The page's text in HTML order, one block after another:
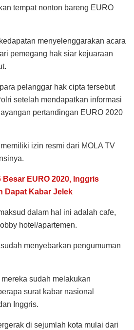
tempat nonton bareng EURO
menyelenggarakan acara
pemegang hak siar kejuaraan
pelanggar hak cipta tersebut
setelah mendapatkan informasi
pertandingan EURO 2020
izin resmi dari MOLA TV
Besar EURO 2020, Inggris
Dapat Kabar Jelek
dalam hal ini adalah cafe,
hotel/apartemen.
menyebarkan pengumuman
sudah melakukan
surat kabar nasional
Inggris.
di sejumlah kota mulai dari